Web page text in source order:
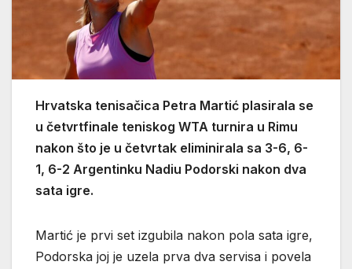
Hrvatska tenisačica Petra Martić plasirala se
u četvrtfinale teniskog WTA turnira u Rimu
nakon što je u četvrtak eliminirala sa 3-6, 6-
1, 6-2 Argentinku Nadiu Podorski nakon dva
sata igre.
Martić je prvi set izgubila nakon pola sata igre,
Podorska joj je uzela prva dva servisa i povela